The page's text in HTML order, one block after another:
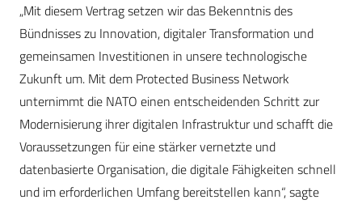
„Mit diesem Vertrag setzen wir das Bekenntnis des
Bündnisses zu Innovation, digitaler Transformation und
gemeinsamen Investitionen in unsere technologische
Zukunft um. Mit dem Protected Business Network
unternimmt die NATO einen entscheidenden Schritt zur
Modernisierung ihrer digitalen Infrastruktur und schafft die
Voraussetzungen für eine stärker vernetzte und
datenbasierte Organisation, die digitale Fähigkeiten schnell
und im erforderlichen Umfang bereitstellen kann“, sagte